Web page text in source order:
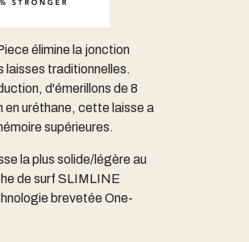
élimine la jonction
laisses traditionnelles.
d'émerillons de 8
en uréthane, cette laisse a
supérieures.
la plus solide/légère au
de surf SLIMLINE
brevetée One-